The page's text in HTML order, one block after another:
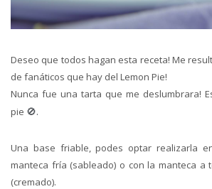
Deseo que todos hagan esta receta! Me
de fanáticos que hay del Lemon Pie!
Nunca fue una tarta que me deslumbrara!
pie 🚫.
Una base friable, podes optar realizarla
manteca fría (sableado) o con la manteca a
(cremado).